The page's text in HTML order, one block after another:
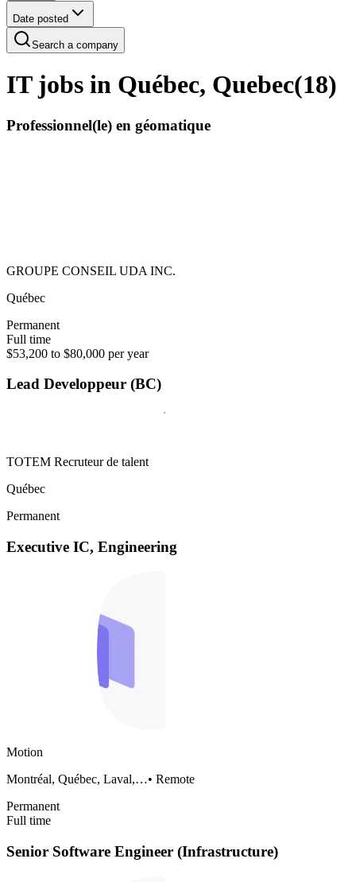
Date posted
Search a company
IT jobs in Québec, Quebec(18)
Professionnel(le) en géomatique
GROUPE CONSEIL UDA INC.
Québec
Permanent
Full time
$53,200 to $80,000 per year
Lead Developpeur (BC)
TOTEM Recruteur de talent
Québec
Permanent
Executive IC, Engineering
Motion
Montréal, Québec, Laval,…• Remote
Permanent
Full time
Senior Software Engineer (Infrastructure)